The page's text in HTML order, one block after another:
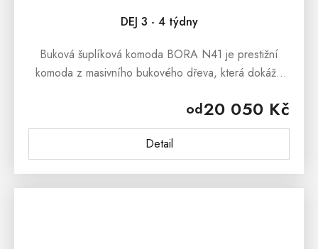
DEJ 3 - 4 týdny
od20 050 Kč
Detail
Buková šuplíková komoda BORA N41 je prestižní
komoda z masivního bukového dřeva, která dokáže
vzhledem.Buková šuplíková komoda BORA...